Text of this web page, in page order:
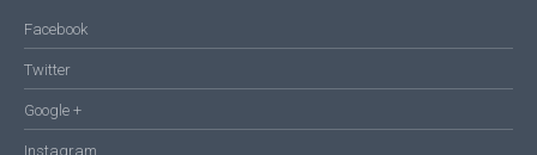
Facebook
Twitter
Google +
Instagram